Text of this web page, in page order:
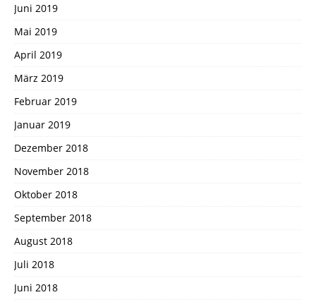
Juni 2019
Mai 2019
April 2019
März 2019
Februar 2019
Januar 2019
Dezember 2018
November 2018
Oktober 2018
September 2018
August 2018
Juli 2018
Juni 2018